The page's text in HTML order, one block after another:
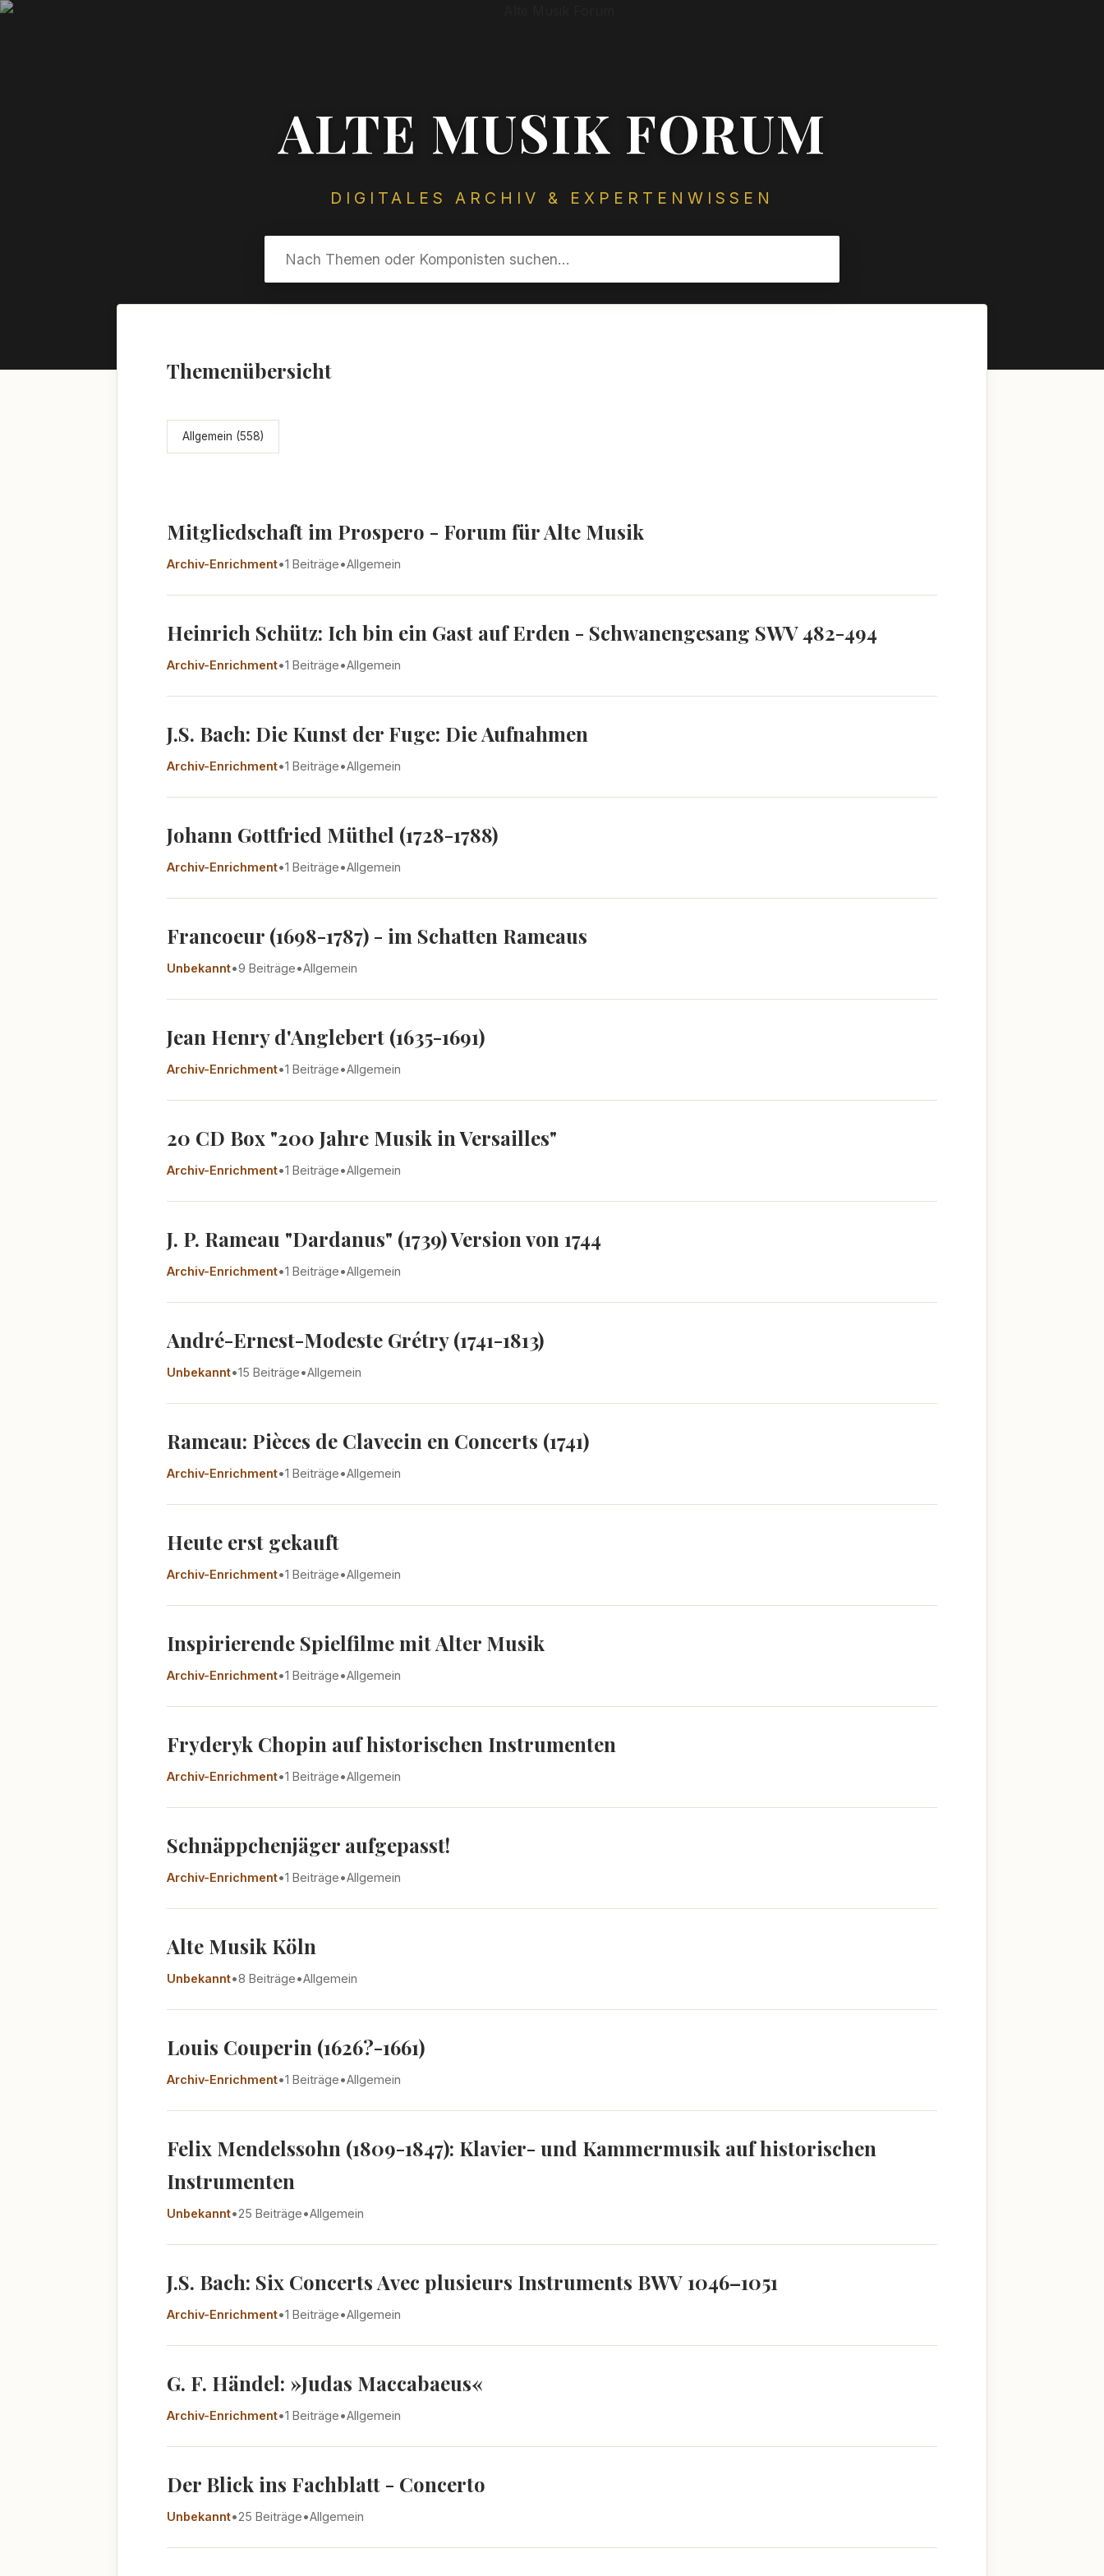
ALTE MUSIK FORUM
DIGITALES ARCHIV & EXPERTENWISSEN
Themenübersicht
Allgemein (558)
Mitgliedschaft im Prospero - Forum für Alte Musik
Archiv-Enrichment•1 Beiträge•Allgemein
Heinrich Schütz: Ich bin ein Gast auf Erden - Schwanengesang SWV 482-494
Archiv-Enrichment•1 Beiträge•Allgemein
J.S. Bach: Die Kunst der Fuge: Die Aufnahmen
Archiv-Enrichment•1 Beiträge•Allgemein
Johann Gottfried Müthel (1728-1788)
Archiv-Enrichment•1 Beiträge•Allgemein
Francoeur (1698-1787) - im Schatten Rameaus
Unbekannt•9 Beiträge•Allgemein
Jean Henry d'Anglebert (1635-1691)
Archiv-Enrichment•1 Beiträge•Allgemein
20 CD Box "200 Jahre Musik in Versailles"
Archiv-Enrichment•1 Beiträge•Allgemein
J. P. Rameau "Dardanus" (1739) Version von 1744
Archiv-Enrichment•1 Beiträge•Allgemein
André-Ernest-Modeste Grétry (1741-1813)
Unbekannt•15 Beiträge•Allgemein
Rameau: Pièces de Clavecin en Concerts (1741)
Archiv-Enrichment•1 Beiträge•Allgemein
Heute erst gekauft
Archiv-Enrichment•1 Beiträge•Allgemein
Inspirierende Spielfilme mit Alter Musik
Archiv-Enrichment•1 Beiträge•Allgemein
Fryderyk Chopin auf historischen Instrumenten
Archiv-Enrichment•1 Beiträge•Allgemein
Schnäppchenjäger aufgepasst!
Archiv-Enrichment•1 Beiträge•Allgemein
Alte Musik Köln
Unbekannt•8 Beiträge•Allgemein
Louis Couperin (1626?-1661)
Archiv-Enrichment•1 Beiträge•Allgemein
Felix Mendelssohn (1809-1847): Klavier- und Kammermusik auf historischen
Instrumenten
Unbekannt•25 Beiträge•Allgemein
J.S. Bach: Six Concerts Avec plusieurs Instruments BWV 1046–1051
Archiv-Enrichment•1 Beiträge•Allgemein
G. F. Händel: »Judas Maccabaeus«
Archiv-Enrichment•1 Beiträge•Allgemein
Der Blick ins Fachblatt - Concerto
Unbekannt•25 Beiträge•Allgemein